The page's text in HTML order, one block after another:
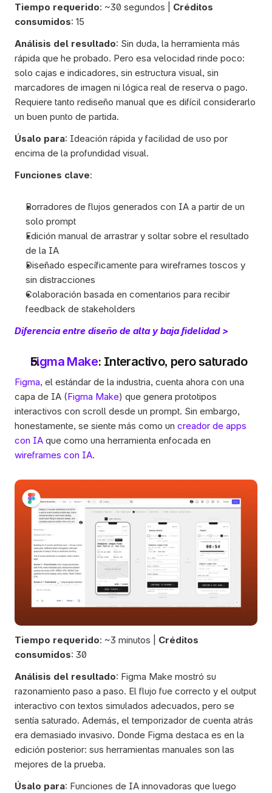
Tiempo requerido: ~30 segundos | Créditos
consumidos: 15
Análisis del resultado: Sin duda, la herramienta más
rápida que he probado. Pero esa velocidad rinde poco:
solo cajas e indicadores, sin estructura visual, sin
marcadores de imagen ni lógica real de reserva o pago.
Requiere tanto rediseño manual que es difícil considerarlo
un buen punto de partida.
Úsalo para: Ideación rápida y facilidad de uso por
encima de la profundidad visual.
Funciones clave:
Borradores de flujos generados con IA a partir de un
solo prompt
Edición manual de arrastrar y soltar sobre el resultado
de la IA
Diseñado específicamente para wireframes toscos y
sin distracciones
Colaboración basada en comentarios para recibir
feedback de stakeholders
Diferencia entre diseño de alta y baja fidelidad >
Figma Make: Interactivo, pero saturado
Figma, el estándar de la industria, cuenta ahora con una
capa de IA (Figma Make) que genera prototipos
interactivos con scroll desde un prompt. Sin embargo,
honestamente, se siente más como un creador de apps
con IA
wireframes con IA.
Tiempo requerido: ~3 minutos | Créditos
consumidos: 30
Análisis del resultado: Figma Make mostró su
razonamiento paso a paso. El flujo fue correcto y el output
interactivo con textos simulados adecuados, pero se
sentía saturado. Además, el temporizador de cuenta atrás
era demasiado invasivo. Donde Figma destaca es en la
edición posterior: sus herramientas manuales son las
mejores de la prueba.
Úsalo para: Funciones de IA innovadoras que luego